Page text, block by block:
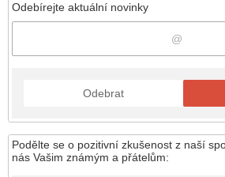
Odebírejte aktuální novinky
Odebrat
Podělte se o pozitivní zkušenost z naší
nás Vašim známým a přátelům: